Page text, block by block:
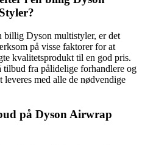
billig Dyson multistyler, er det
på visse faktorer for at
kvalitetsprodukt til en god pris.
fra pålidelige forhandlere og
leveres med alle de nødvendige
på Dyson Airwrap